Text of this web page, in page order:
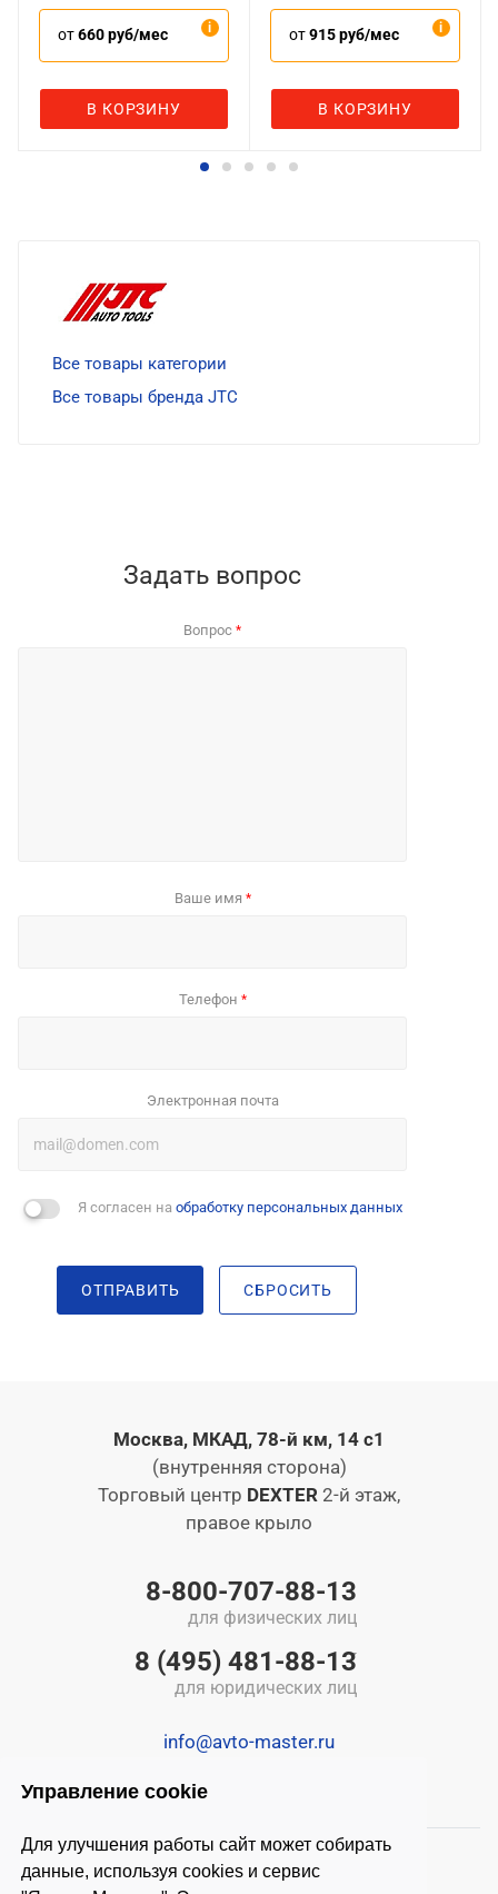
Управление cookie
Для улучшения работы сайт может собирать
данные, используя cookies и сервис
от660 руб/мес
В КОРЗИНУ
от915 руб/мес
В КОРЗИНУ
Все товары категории
Все товары бренда JTC
Задать вопрос
Вопрос *
Ваше имя *
Телефон *
Электронная почта
Я согласен на обработку персональных данных
ОТПРАВИТЬ СБРОСИТЬ
Москва, МКАД, 78-й км, 14 с1
(внутренняя сторона)
Торговый центр DEXTER 2-й этаж,
правое крыло
8-800-707-88-13
для физических лиц
8 (495) 481-88-13
для юридических лиц
info@avto-master.ru